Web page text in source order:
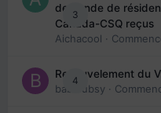
3
demande de
Canada-CSQ reçus
Aichacool ·
4
Renouvelement du
babibubsy ·